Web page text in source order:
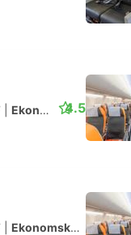
Ekonomska klasa 4.5
Ekonomska klasa